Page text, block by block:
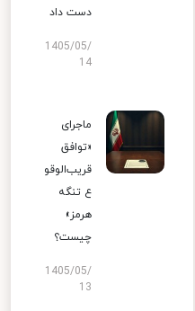
دست داد
1405/05/
14
ماجرای
«توافق
قریب‌الوقو
ع تنگه
هرمز»
چیست؟
1405/05/
13